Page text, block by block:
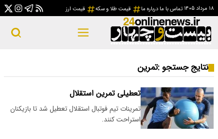
۱۸ مرداد ۱۴۰۵ تماس با ما درباره ما قیمت طلا و سکه قیمت ارز
نتایج جستجو :تمرین
تعطیلی تمرین استقلال
تمرینات تیم فوتبال استقلال تعطیل شد تا بازیکنان
استراحت کنند.